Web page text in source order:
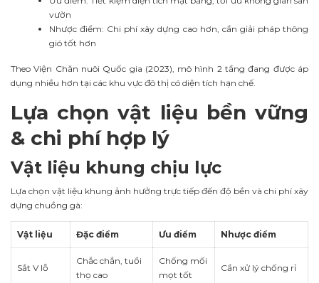
vườn
Nhược điểm: Chi phí xây dựng cao hơn, cần giải pháp thông
gió tốt hơn
Theo Viện Chăn nuôi Quốc gia (2023), mô hình 2 tầng đang được áp
dụng nhiều hơn tại các khu vực đô thị có diện tích hạn chế.
Lựa chọn vật liệu bền vững
& chi phí hợp lý
Vật liệu khung chịu lực
Lựa chọn vật liệu khung ảnh hưởng trực tiếp đến độ bền và chi phí xây
dựng chuồng gà:
Vật liệu Đặc điểm Ưu điểm Nhược điểm
Sắt V lỗ
Chắc chắn, tuổi
thọ cao
Chống mối
mọt tốt
Cần xử lý chống rỉ